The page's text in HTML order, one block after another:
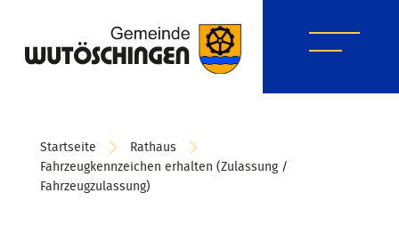
Startseite
Rathaus
Fahrzeugkennzeichen erhalten (Zulassung /
Fahrzeugzulassung)